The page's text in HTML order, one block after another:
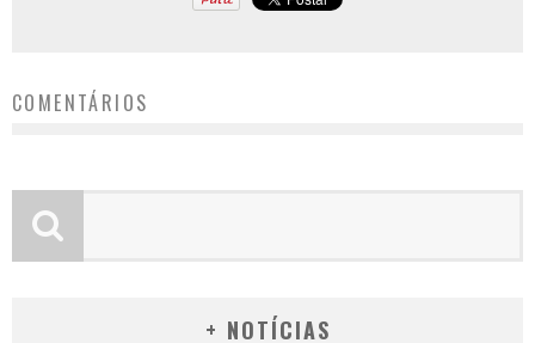
COMENTÁRIOS
+ NOTÍCIAS